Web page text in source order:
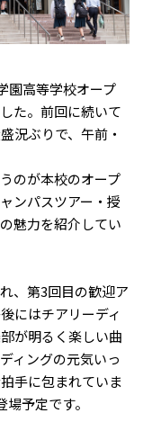
園高等学校オープ
た。前回に続いて
況ぶりで、午前・
のが本校のオープ
ンパスツアー・授
魅力を紹介してい
、第3回目の歓迎ア
にはチアリーディ
が明るく楽しい曲
ィングの元気いっ
手に包まれていま
予定です。